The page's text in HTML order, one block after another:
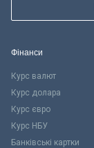
Фінанси
Курс валют
Курс долара
Курс євро
Курс НБУ
Банківські картки